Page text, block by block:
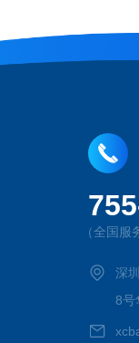
（全国服
深
8号